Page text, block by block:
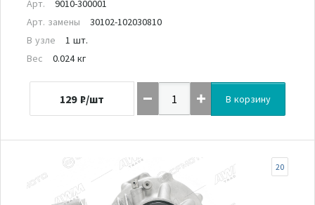
Арт.
9010-300001
Арт. замены
30102-102030810
В узле
1 шт.
Вес
0.024 кг
129 ₽/шт В корзину
20